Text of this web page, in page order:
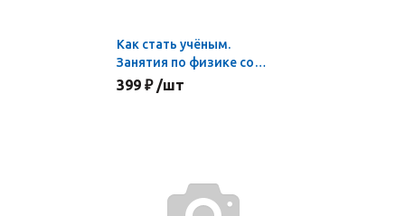
Как стать учёным.
Занятия по физике со
старшеклассниками
399 ₽ /шт